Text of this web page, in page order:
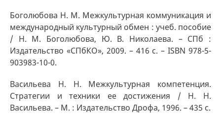
Боголюбова Н. М. Межкультурная коммуникация и
международный культурный обмен : учеб. пособие
/ Н. М. Боголюбова, Ю. В. Николаева. – СПб :
Издательство «СПбКО», 2009. – 416 с. – ISBN 978-5-
903983-10-0.
Васильева Н. Н. Межкультурная компетенция.
Стратегии и техники ее достижения / Н. Н.
Васильева. – М. : Издательство Дрофа, 1996. – 435 с.